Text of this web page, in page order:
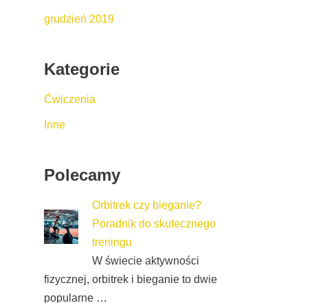
grudzień 2019
Kategorie
Ćwiczenia
Inne
Polecamy
Orbitrek czy bieganie?
Poradnik do skutecznego
treningu
W świecie aktywności
fizycznej, orbitrek i bieganie to dwie
popularne …